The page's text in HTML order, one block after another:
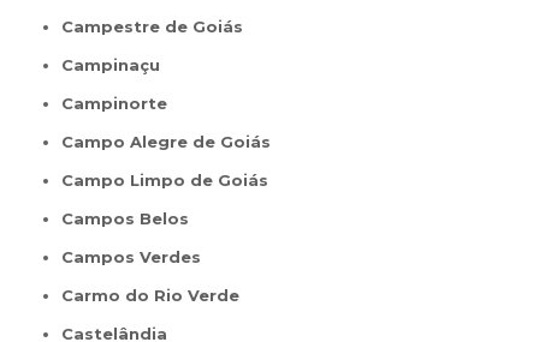
Campestre de Goiás
Campinaçu
Campinorte
Campo Alegre de Goiás
Campo Limpo de Goiás
Campos Belos
Campos Verdes
Carmo do Rio Verde
Castelândia